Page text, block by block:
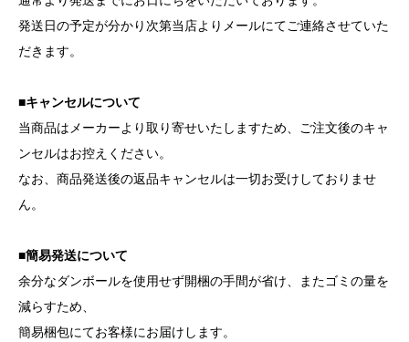
発送日の予定が分かり次第当店よりメールにてご連絡させていた
だきます。
■キャンセルについて
当商品はメーカーより取り寄せいたしますため、ご注文後のキャ
ンセルはお控えください。
なお、商品発送後の返品キャンセルは一切お受けしておりませ
ん。
■簡易発送について
余分なダンボールを使用せず開梱の手間が省け、またゴミの量を
減らすため、
簡易梱包にてお客様にお届けします。